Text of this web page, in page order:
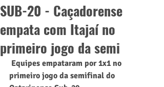
SUB-20 - Caçadorense
empata com Itajaí no
primeiro jogo da semi
primeiro jogo da semifinal do